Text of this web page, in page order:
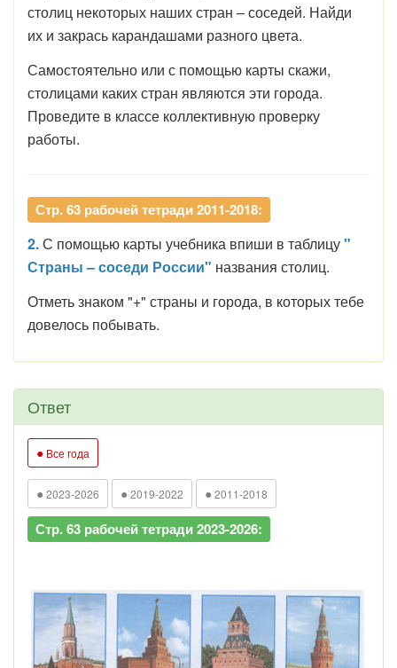
столиц некоторых наших стран – соседей. Найди
их и закрась карандашами разного цвета.
Самостоятельно или с помощью карты скажи,
столицами каких стран являются эти города.
Проведите в классе коллективную проверку
работы.
Стр. 63 рабочей тетради 2011-2018:
2.С помощью карты учебника впиши в таблицу"
Страны – соседи России" названия столиц.
Отметь знаком "+" страны и города, в которых тебе
довелось побывать.
Ответ
● Все года
● 2023-2026 ● 2019-2022 ● 2011-2018
Стр. 63 рабочей тетради 2023-2026: